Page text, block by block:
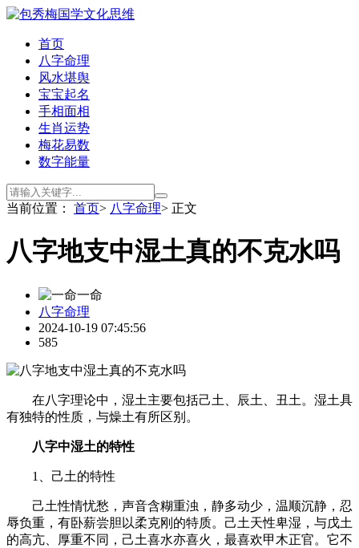
首页
八字命理
风水堪舆
宝宝起名
手相面相
生肖运势
梅花易数
数字能量
当前位置： 首页> 八字命理> 正文
八字地支中湿土真的不克水吗
一命
八字命理
2024-10-19 07:45:56
585
在八字理论中，湿土主要包括己土、辰土、丑土。湿土具
有独特的性质，与燥土有所区别。
八字中湿土的特性
1、己土的特性
己土性情忧愁，声音含糊重浊，静多动少，温顺沉静，忍
辱负重，有卧薪尝胆以柔克刚的特质。己土天性卑湿，与戊土
的高亢、厚重不同，己土喜水亦喜火，最喜欢甲木正官。它不